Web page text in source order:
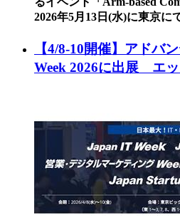
2026年5月13日(水)に東京に
【4/8-10開催】アドバ
Week 2026に出展 エ